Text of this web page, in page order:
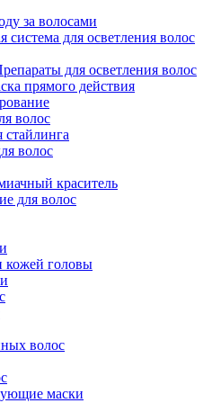
за волосами
для осветления волос
для осветления волос
прямого действия
волос
стайлинга
волос
краситель
для волос
кожей головы
волос
маски